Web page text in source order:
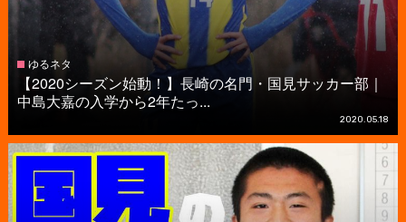
ゆるネタ
【2020シーズン始動！】長崎の名門・国見サッカー部｜
中島大嘉の入学から2年たっ...
2020.05.18